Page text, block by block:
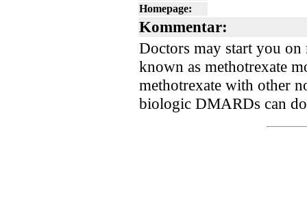
Homepage:
Kommentar:
Doctors may start you
known as methotrexate
methotrexate with other
biologic DMARDs can